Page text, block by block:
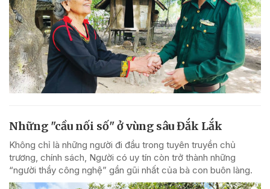
Những "cầu nối số" ở vùng sâu Đắk Lắk
Không chỉ là những người đi đầu trong tuyên truyền chủ
trương, chính sách, Người có uy tín còn trở thành những
“người thầy công nghệ” gần gũi nhất của bà con buôn làng.